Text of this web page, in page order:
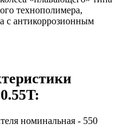
технополимера,
с антикоррозионным
номинальная - 550